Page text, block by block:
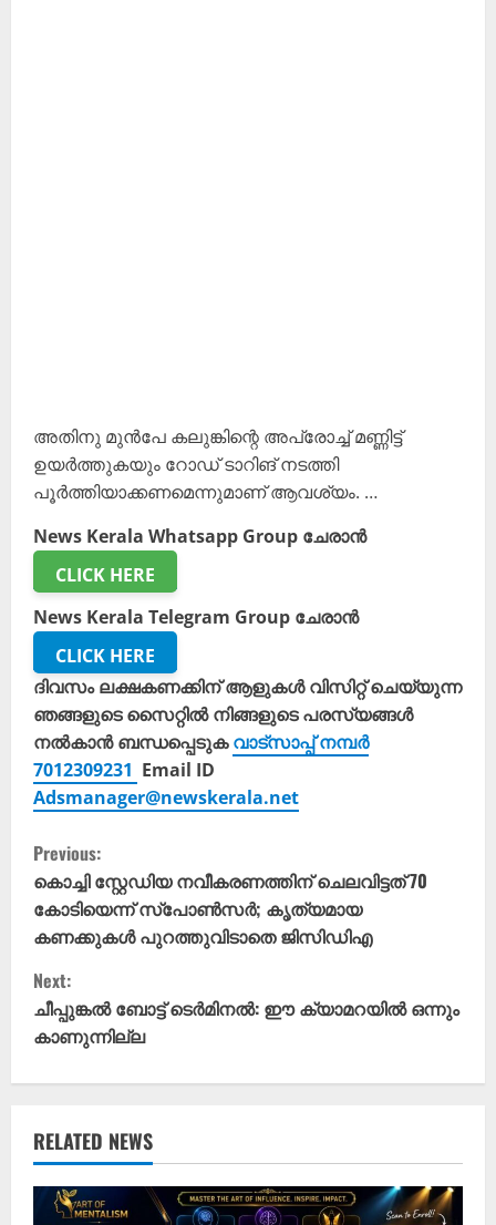
അതിനു മുൻപേ കലുങ്കിന്റെ അപ്രോച്ച് മണ്ണിട്ട്
ഉയർത്തുകയും റോഡ് ടാറിങ് നടത്തി
പൂർത്തിയാക്കണമെന്നുമാണ് ആവശ്യം. …
News Kerala Whatsapp Group ചേരാൻ
CLICK HERE
News Kerala Telegram Group ചേരാൻ
CLICK HERE
ദിവസം ലക്ഷകണക്കിന് ആളുകൾ വിസിറ്റ് ചെയ്യുന്ന
ഞങ്ങളുടെ സൈറ്റിൽ നിങ്ങളുടെ പരസ്യങ്ങൾ
നൽകാൻ ബന്ധപ്പെടുകവാട്സാപ്പ് നമ്പർ
7012309231 Email ID
Adsmanager@newskerala.net
C
o
n
t
i
n
u
e
Previous:
കൊച്ചി സ്റ്റേഡിയ നവീകരണത്തിന് ചെലവിട്ടത് 70
കോടിയെന്ന് സ്‌പോണ്‍സര്‍; കൃത്യമായ
കണക്കുകള്‍ പുറത്തുവിടാതെ ജിസിഡിഎ
Next:
ചീപ്പുങ്കൽ ബോട്ട് ടെർമിനൽ: ഈ ക്യാമറയിൽ ഒന്നും
കാണുന്നില്ല
RELATED NEWS